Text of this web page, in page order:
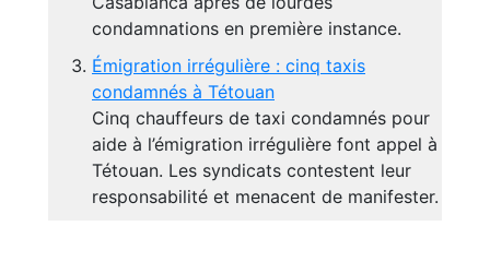
condamnations en première instance.
Émigration irrégulière : cinq taxis
condamnés à Tétouan
Cinq chauffeurs de taxi condamnés pour
aide à l’émigration irrégulière font appel à
Tétouan. Les syndicats contestent leur
responsabilité et menacent de manifester.